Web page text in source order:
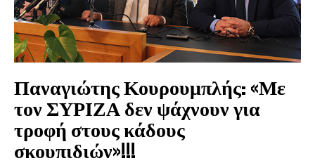
Παναγιώτης Κουρουμπλής: «Με
τον ΣΥΡΙΖΑ δεν ψάχνουν για
τροφή στους κάδους
σκουπιδιών»!!!